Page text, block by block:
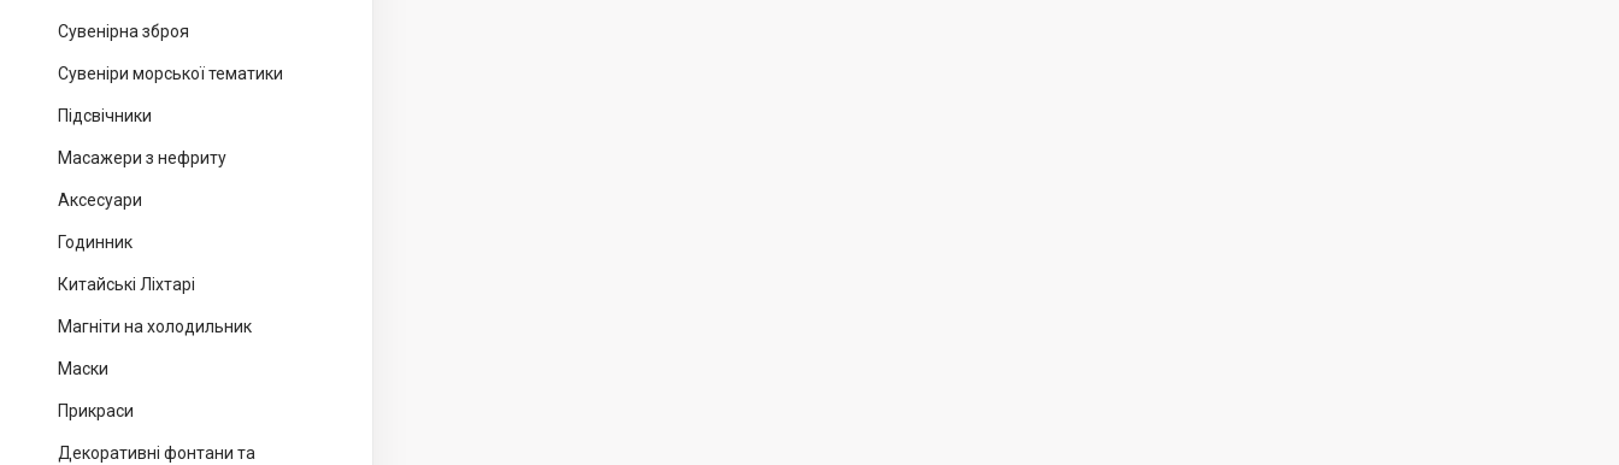
Сувенірна зброя
Сувеніри морської тематики
Підсвічники
Масажери з нефриту
Аксесуари
Годинник
Китайські Ліхтарі
Магніти на холодильник
Маски
Прикраси
Декоративні фонтани та